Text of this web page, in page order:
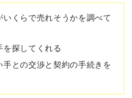
いくらで売れそうかを調べて
を探してくれる
手との交渉と契約の手続きを